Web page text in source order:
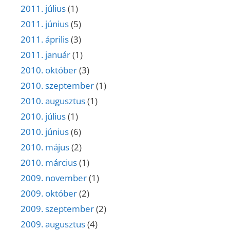
2011. július(1)
2011. június(5)
2011. április(3)
2011. január(1)
2010. október(3)
2010. szeptember(1)
2010. augusztus(1)
2010. július(1)
2010. június(6)
2010. május(2)
2010. március(1)
2009. november(1)
2009. október(2)
2009. szeptember(2)
2009. augusztus(4)